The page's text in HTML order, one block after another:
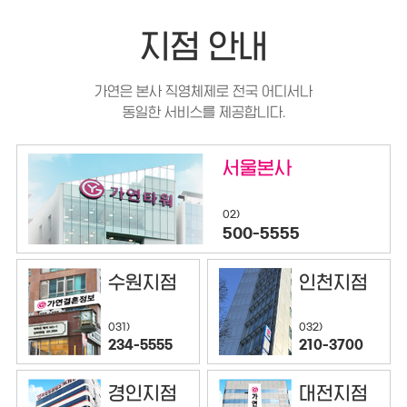
지점 안내
가연은 본사 직영체제로 전국 어디서나
동일한 서비스를 제공합니다.
서울본사
02)
500-5555
수원지점
031)
234-5555
인천지점
032)
210-3700
경인지점 대전지점